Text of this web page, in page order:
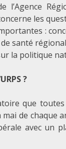
l’Agence
les
:
santé
la politique
?
que
de chaque
avec un